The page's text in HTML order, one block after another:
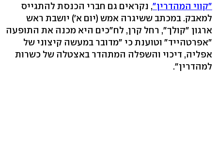
"קווי המהדרין", נקראים גם חברי הכנסת להתגייס
למאבק. במכתב ששיגרה אמש (יום א') יושבת ראש
ארגון "קולך", רחל קרן, לח"כים היא מכנה את התופעה
"אפרטהייד" וטוענת כי "מדובר במעשה קיצוני של
אפליה, דיכוי והשפלה המתהדר באצטלה של כשרות
למהדרין".